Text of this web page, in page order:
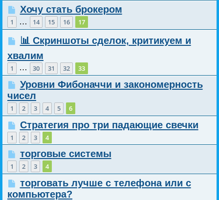
Хочу стать брокером
1 … 14 15 16 17
📊 Скриншоты сделок, критикуем и
хвалим
1 … 30 31 32 33
Уровни Фибоначчи и закономерность
чисел
1 2 3 4 5 6
Стратегия про три падающие свечки
1 2 3 4
торговые системы
1 2 3 4
торговать лучше с телефона или с
компьютера?